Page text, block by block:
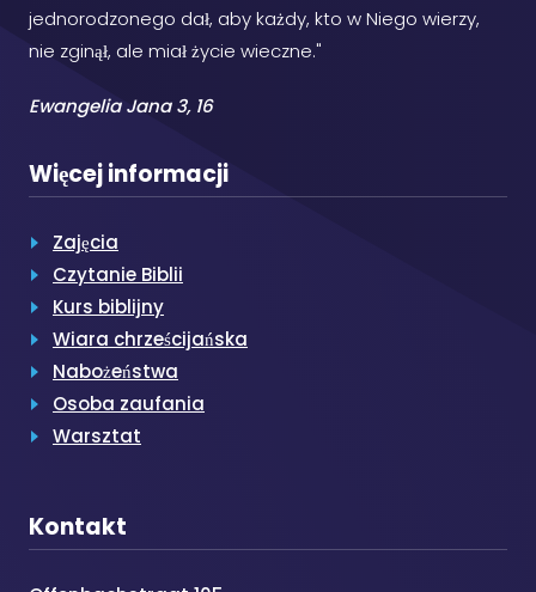
jednorodzonego dał, aby każdy, kto w Niego wierzy,
nie zginął, ale miał życie wieczne."
Ewangelia Jana 3, 16
Więcej informacji
Zajęcia
Czytanie Biblii
Kurs biblijny
Wiara chrześcijańska
Nabożeństwa
Osoba zaufania
Warsztat
Kontakt